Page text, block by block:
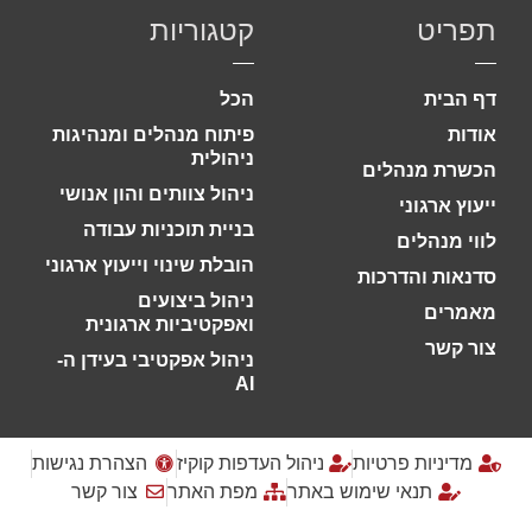
תפריט
דף הבית
אודות
הכשרת מנהלים
ייעוץ ארגוני
לווי מנהלים
סדנאות והדרכות
מאמרים
צור קשר
קטגוריות
הכל
פיתוח מנהלים ומנהיגות
ניהולית
ניהול צוותים והון אנושי
בניית תוכניות עבודה
הובלת שינוי וייעוץ ארגוני
ניהול ביצועים
ואפקטיביות ארגונית
ניהול אפקטיבי בעידן ה-
AI
מדיניות פרטיות ניהול העדפות קוקיז
הצהרת נגישות
תנאי שימוש באתר
מפת האתר צור קשר